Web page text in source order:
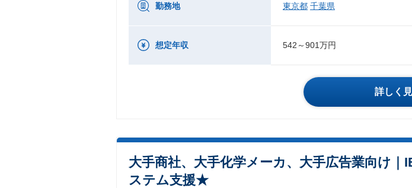
勤務地 東京都 千葉県
想定年収 542～901万円
詳しく
大手商社、大手化学メーカ、大手広告業向け
ステム支援★